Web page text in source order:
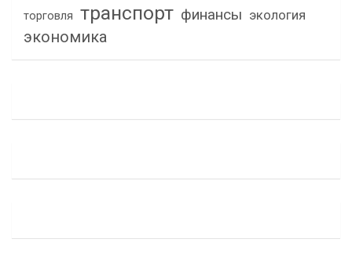
торговля транспорт финансы экология
экономика